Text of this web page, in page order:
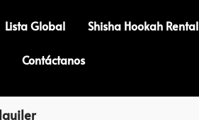
Lista Global Shisha Hookah Rental
Contáctanos